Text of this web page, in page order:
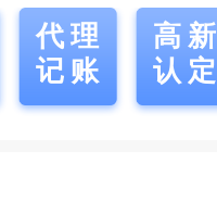
代理
记账
高新
认定